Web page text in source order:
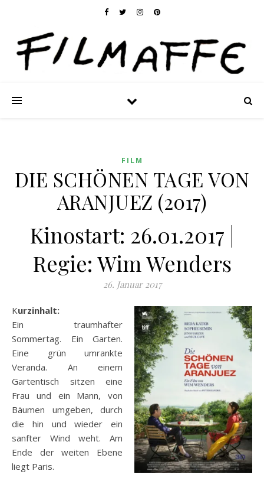
FILM
DIE SCHÖNEN TAGE VON
ARANJUEZ (2017)
Kinostart: 26.01.2017 |
Regie: Wim Wenders
26. Januar 2017
Kurzinhalt:
Ein traumhafter
Sommertag. Ein Garten.
Eine grün umrankte
Veranda. An einem
Gartentisch sitzen eine
Frau und ein Mann, von
Bäumen umgeben, durch
die hin und wieder ein
sanfter Wind weht. Am
Ende der weiten Ebene
liegt Paris.